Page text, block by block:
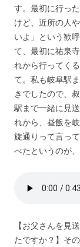
す。最初に行っ
けど、近所の人
いよ」という歓
て、最初に祐泉
れから行ってく
て。私も岐阜駅
きでしたので、
駅まで一緒に見
れから、昼飯を
旋通りって言っ
べたというのが
【お父さんを見
たですか？】そ